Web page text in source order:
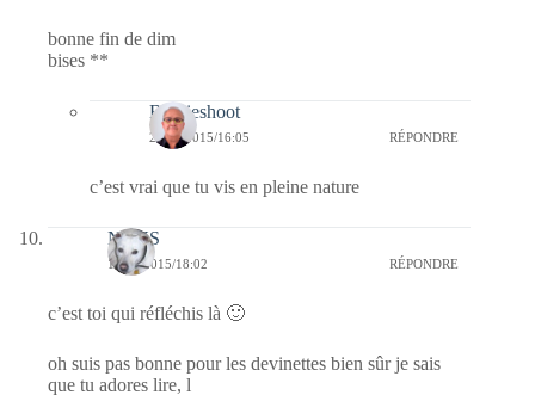
bonne fin de dim
bises **
Bernieshoot
23/04/2015/16:05 RÉPONDRE
c’est vrai que tu vis en pleine nature
NAYS
19/04/2015/18:02 RÉPONDRE
c’est toi qui réfléchis là 🙂
oh suis pas bonne pour les devinettes bien sûr je sais
que tu adores lire, l